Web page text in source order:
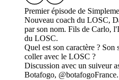
Premier épisode de
Nouveau coach du LOSC,
par son nom. Fils de Carlo,
du LOSC.
Quel est son caractère ? Son
coller avec le LOSC ?
Discussion avec un suiveur
Botafogo, @botafogoFrance.